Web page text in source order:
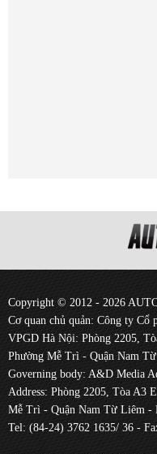
Copyright © 2012 - 2026
Cơ quan chủ quản: Công ty Cổ
VPGD Hà Nội: Phòng 2205,
Phường Mễ Trì - Quận Nam
Governing body: A&D Media
Address: Phòng 2205, Tòa A3
Mễ Trì - Quận Nam Từ Liêm -
Tel: (84-24) 3762 1635/ 36 -